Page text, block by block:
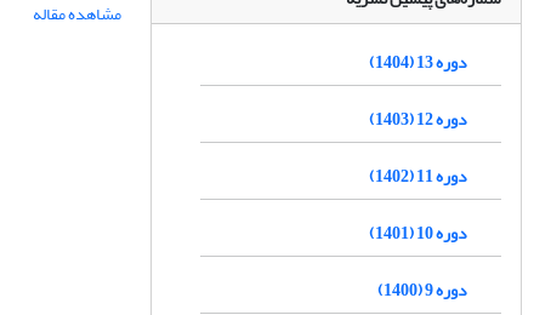
مشاهده مقاله
دوره 13 (1404)
دوره 12 (1403)
دوره 11 (1402)
دوره 10 (1401)
دوره 9 (1400)